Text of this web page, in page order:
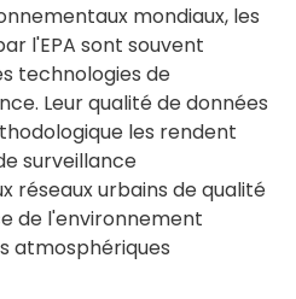
mondiaux, les
l'EPA sont souvent
technologies de
Leur qualité de données
les rendent
surveillance
réseaux urbains de qualité
de l'environnement
atmosphériques